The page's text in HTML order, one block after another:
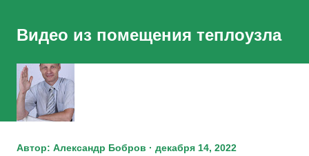
Видео из помещения теплоузла
Автор: Александр Бобров декабря 14, 2022